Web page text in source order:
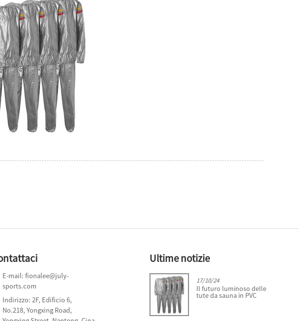
E-mail: fionalee@july-
sports.com
Indirizzo: 2F, Edificio 6,
No.218, Yongxing Road,
Ultime notizie
17/10/24
Il futuro luminoso delle
tute da sauna in PVC